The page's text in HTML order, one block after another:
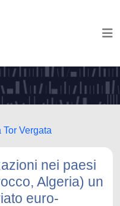
Vergata
nei paesi
Algeria) un
euro-